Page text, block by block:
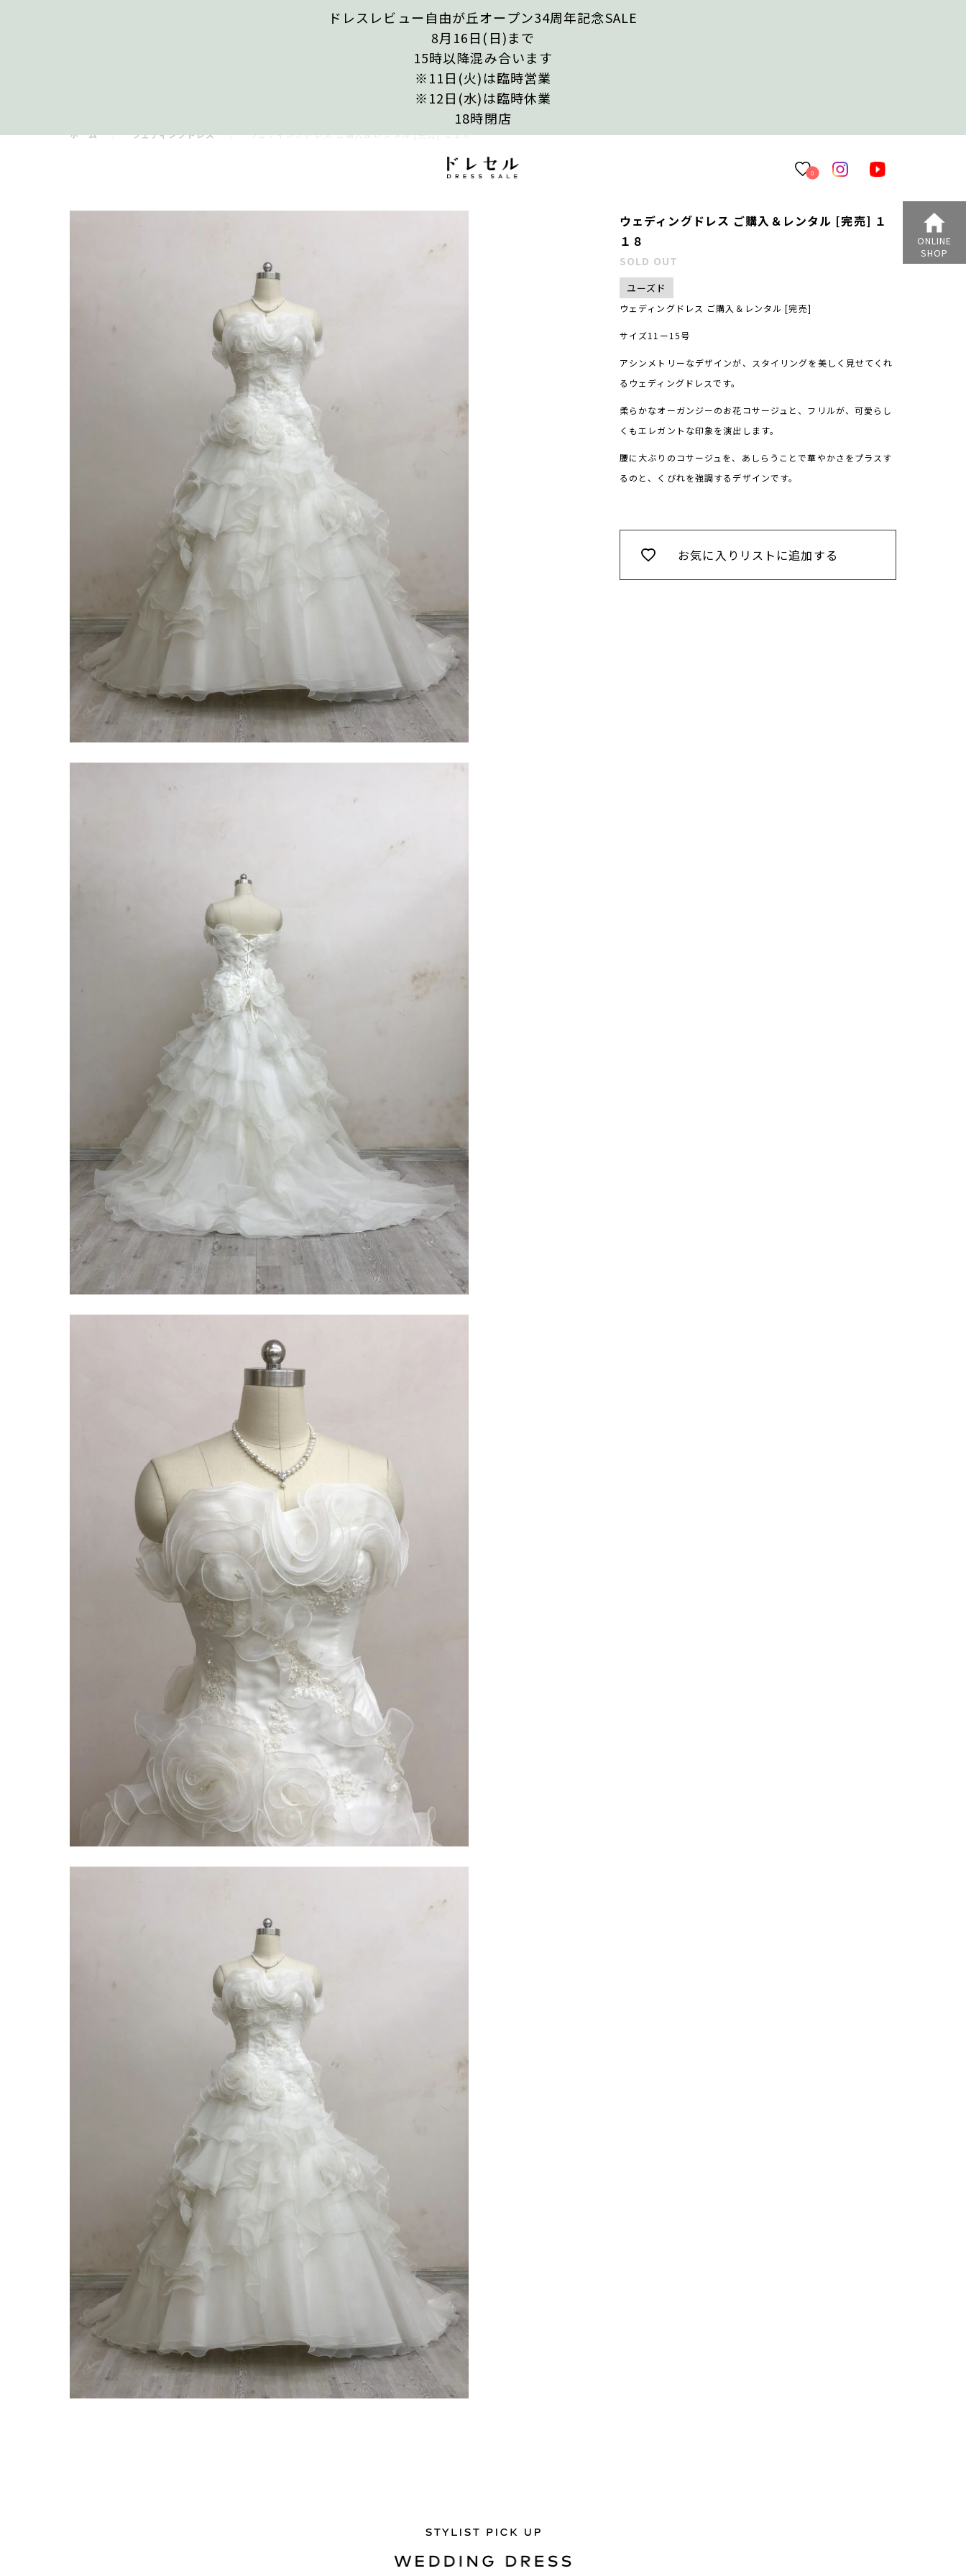
ドレスレビュー自由が丘オープン34周年記念SALE
8月16日(日)まで
15時以降混み合います
※11日(火)は臨時営業
※12日(水)は臨時休業
18時閉店
0
ホーム ウェディングドレス ウェディングドレス ご購入＆レンタル [完売] １１８
ウェディングドレス ご購入＆レンタル [完売] １
１８
SOLD OUT
ユーズド
ウェディングドレス ご購入＆レンタル [完売]
サイズ11ー15号
アシンメトリーなデザインが、スタイリングを美しく見せてくれ
るウェディングドレスです。
柔らかなオーガンジーのお花コサージュと、フリルが、可愛らし
くもエレガントな印象を演出します。
腰に大ぶりのコサージュを、あしらうことで華やかさをプラスす
るのと、くびれを強調するデザインです。
お気に入りリストに追加する
ONLINE
SHOP